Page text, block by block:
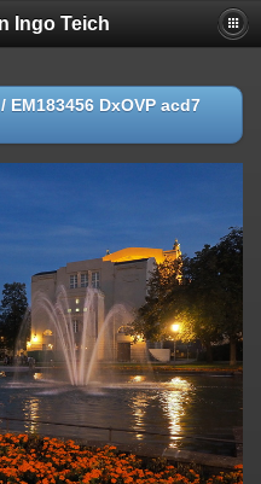
Ingo Teich
/ EM183456 DxOVP acd7